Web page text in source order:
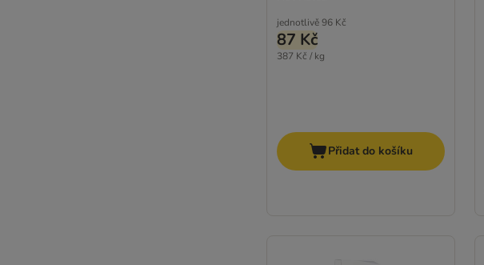
jednotlivě96 Kč
87 Kč
387 Kč / kg
Přidat do košíku